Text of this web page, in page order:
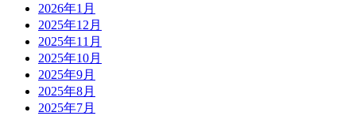
2026年1月
2025年12月
2025年11月
2025年10月
2025年9月
2025年8月
2025年7月